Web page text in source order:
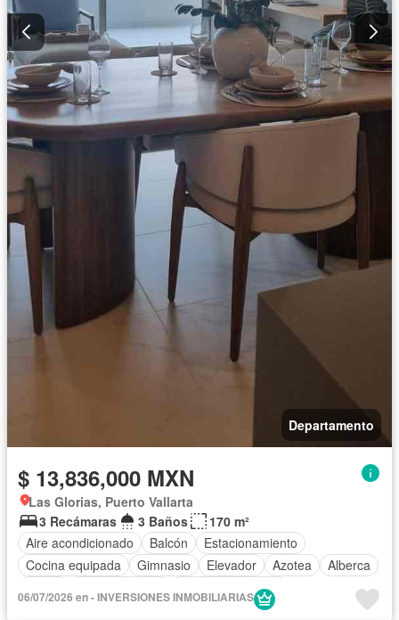
Departamento
$ 13,836,000 MXN
Las Glorias, Puerto Vallarta
3 Recámaras
3 Baños
170 m²
Aire acondicionado
Balcón
Estacionamiento
Cocina equipada
Gimnasio Elevador Azotea
Alberca
Cuarto de servicio
Electricidad
06/07/2026 en - INVERSIONES INMOBILIARIAS